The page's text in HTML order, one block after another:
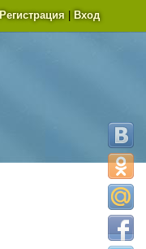
Регистрация Вход